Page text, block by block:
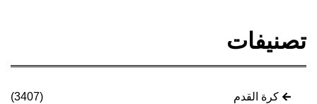
تصنيفات
كرة القدم (3407)